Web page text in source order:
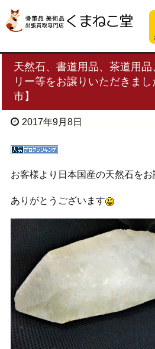
天然石、書道用品、茶道用
リー等をお譲りいただきま
市】
2017年9月8日
お客様より日本国産の天然石をお
ありがとうございます